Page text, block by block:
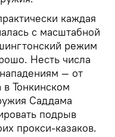
каждая
с масштабной
режим
Несть числа
— от
Тонкинском
Саддама
подрыв
прокси-казаков.